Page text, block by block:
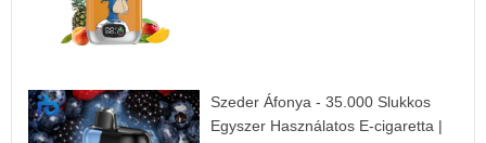
Szeder Áfonya - 35.000 Slukkos
Egyszer Használatos E-cigaretta |